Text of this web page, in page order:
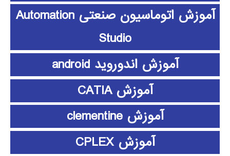
آموزش اتوماسیون صنعتی Automation
Studio
آموزش اندوروید android
آموزش CATIA
آموزش clementine
آموزش CPLEX